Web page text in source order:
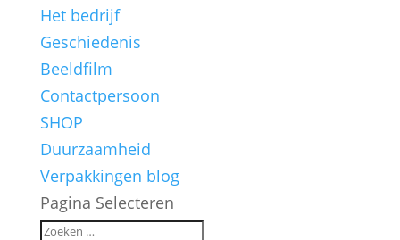
Het bedrijf
Geschiedenis
Beeldfilm
Contactpersoon
SHOP
Duurzaamheid
Verpakkingen blog
Pagina Selecteren